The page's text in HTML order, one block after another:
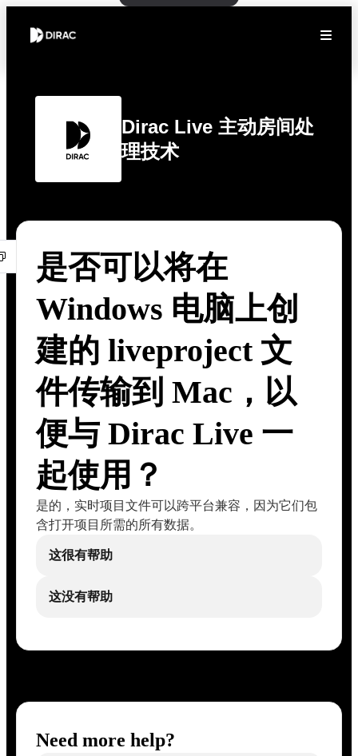
Dirac Live 主动房间处
理技术
是否可以将在
Windows 电脑上创
建的 liveproject 文
件传输到 Mac，以
便与 Dirac Live 一
起使用？
是的，实时项目文件可以跨平台兼容，因为它们包
含打开项目所需的所有数据。
这很有帮助
这没有帮助
Need more help?